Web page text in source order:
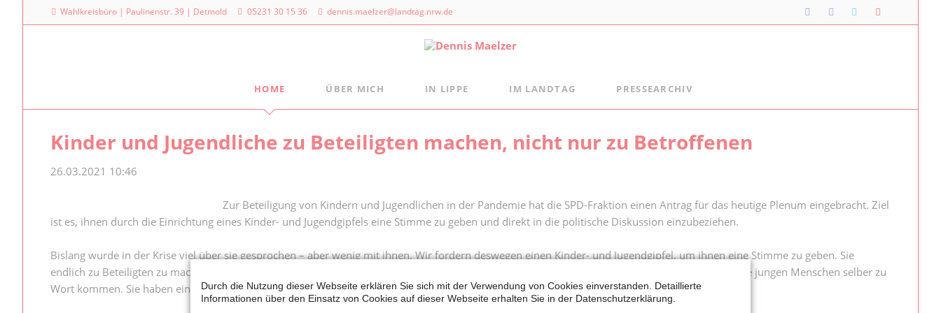
Wahlkreisbüro | Paulinenstr. 39 | Detmold 05231 30 15 36 dennis.maelzer@landtag.nrw.de
HOME ÜBER MICH
Meine politischen Schwerpunkte
IN LIPPE
Freizeittipps
IM LANDTAG
Familienpolitischer Sprecher
Meine Anfragen
Mein Landtagsbüro
Dr. Dennis Maelzer
0211 884 - 20 25
Die Landtagsfraktion
Meine Lippischen Kolleg*innen:
Besuche im Landtag
Jugendlandtag
PRESSEARCHIV
Kinder und Jugendliche zu Beteiligten machen, nicht nur zu Betroffenen
26.03.2021 10:46
Zur Beteiligung von Kindern und Jugendlichen in der Pandemie hat die SPD-Fraktion einen Antrag für das heutige Plenum eingebracht. Ziel
ist es, ihnen durch die Einrichtung eines Kinder- und Jugendgipfels eine Stimme zu geben und direkt in die politische Diskussion einzubeziehen.
Bislang wurde in der Krise viel über sie gesprochen – aber wenig mit ihnen. Wir fordern deswegen einen Kinder- und Jugendgipfel, um ihnen eine Stimme zu geben. Sie
endlich zu Beteiligten zu machen, nicht nur zu Betroffenen, ist Ziel unseres Antrags. Beim Gipfel sollen nicht nur Interessensvertreter, sondern die jungen Menschen selber zu
Wort kommen. Sie haben eine eigene Meinung und Bedürfnisse.
Durch die Nutzung dieser Webseite erklären Sie sich mit der Verwendung von Cookies einverstanden. Detaillierte
Informationen über den Einsatz von Cookies auf dieser Webseite erhalten Sie in der Datenschutzerklärung.